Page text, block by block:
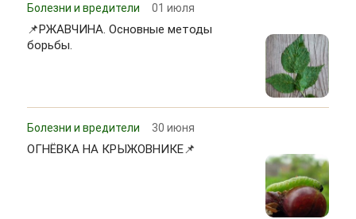
Болезни и вредители 01 июля
📌РЖАВЧИНА. Основные методы
борьбы.
Болезни и вредители 30 июня
ОГНЁВКА НА КРЫЖОВНИКЕ📌